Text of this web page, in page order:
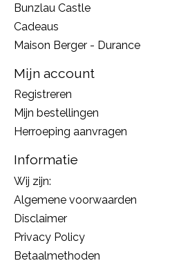
Bunzlau Castle
Cadeaus
Maison Berger - Durance
Mijn account
Registreren
Mijn bestellingen
Herroeping aanvragen
Informatie
Wij zijn:
Algemene voorwaarden
Disclaimer
Privacy Policy
Betaalmethoden